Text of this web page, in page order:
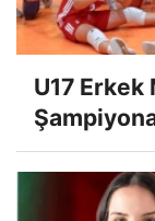
U17